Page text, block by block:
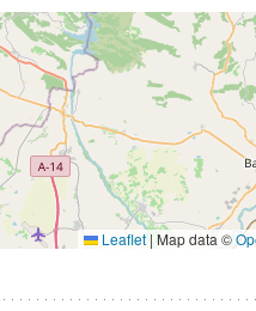
Leaflet | Map data ©